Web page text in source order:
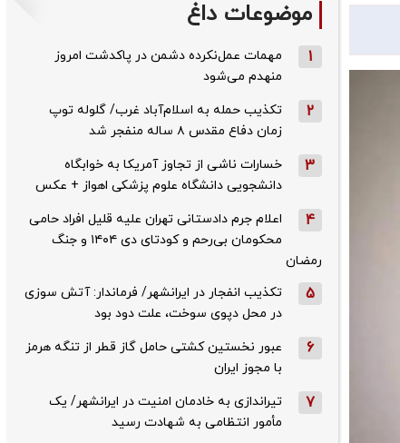
موضوعات داغ
1
مهمات عمل‌نکرده دشمن در پاکدشت امروز
منهدم می‌شود
2
تکذیب حمله به اسلام‌آباد غرب/ گلوله توپ
زمان دفاع مقدس ۸ ساله منفجر شد
3
خسارات ناشی از تجاوز آمریکا به خوابگاه
دانشجویی دانشگاه علوم پزشکی اهواز + عکس
4
اعلام جرم دادستانی تهران علیه قلیل افراد حامی
محکومان بی‌رحم و کودتای دی‌ ۱۴۰۴ و جنگ
رمضان
5
تکذیب ‌انفجار در ایرانشهر/ فرماندار: آتش سوزی
در محل دپوی سوخت، علت دود بود
6
عبور نخستین کشتی حامل گاز قطر از تنگه هرمز
با مجوز ایران
7
تیراندازی به خادمان امنیت در ایرانشهر/ یک
مأمور انتظامی به شهادت رسید